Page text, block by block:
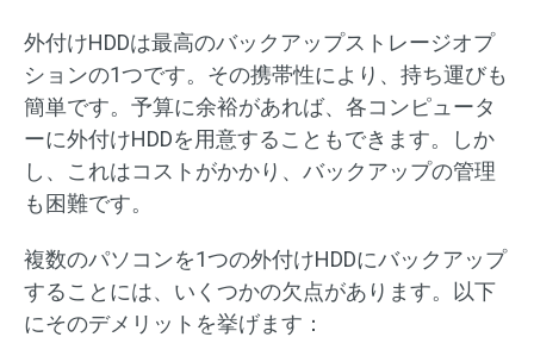
外付けHDDは最高のバックアップストレージオプ
ションの1つです。その携帯性により、持ち運びも
簡単です。予算に余裕があれば、各コンピュータ
ーに外付けHDDを用意することもできます。しか
し、これはコストがかかり、バックアップの管理
も困難です。
複数のパソコンを1つの外付けHDDにバックアップ
することには、いくつかの欠点があります。以下
にそのデメリットを挙げます：